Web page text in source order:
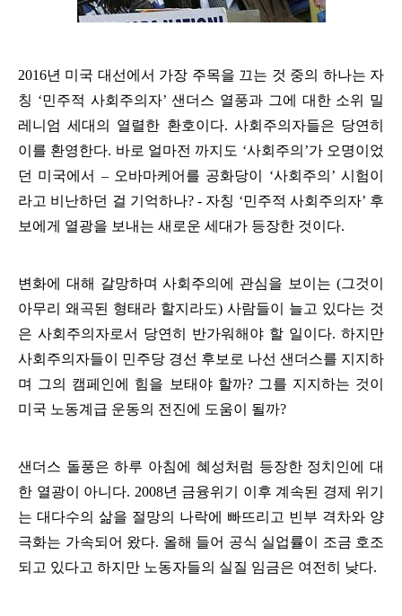
2016년 미국 대선에서 가장 주목을 끄는 것 중의 하나는 자
칭 ‘민주적 사회주의자’샌더스 열풍과 그에 대한 소위 밀
레니엄 세대의 열렬한 환호이다. 사회주의자들은 당연히
이를 환영한다. 바로 얼마전 까지도 ‘사회주의 ’가 오명이었
던 미국에서 – 오바마케어를 공화당이 ‘사회주의 ’시험이
라고 비난하던 걸 기억하나? - 자칭 ‘민주적 사회주의자’ 후
보에게 열광을 보내는 새로운 세대가 등장한 것이다.
변화에 대해 갈망하며 사회주의에 관심을 보이는 (그것이
아무리 왜곡된 형태라 할지라도) 사람들이 늘고 있다는 것
은 사회주의자로서 당연히 반가워해야 할 일이다. 하지만
사회주의자들이 민주당 경선 후보로 나선 샌더스를 지지하
며 그의 캠페인에 힘을 보태야 할까? 그를 지지하는 것이
미국 노동계급 운동의 전진에 도움이 될까?
샌더스 돌풍은 하루 아침에 혜성처럼 등장한 정치인에 대
한 열광이 아니다. 2008년 금융위기 이후 계속된 경제 위기
는 대다수의 삶을 절망의 나락에 빠뜨리고 빈부 격차와 양
극화는 가속되어 왔다. 올해 들어 공식 실업률이 조금 호조
되고 있다고 하지만 노동자들의 실질 임금은 여전히 낮다.